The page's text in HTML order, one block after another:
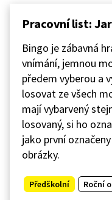
Pracovní list:
Bingo je zábavná
vnímání, jemnou
předem vyberou a
losovat ze všech
mají vybarvený
losovaný, si ho
jako první
obrázky.
Předškolní Roční